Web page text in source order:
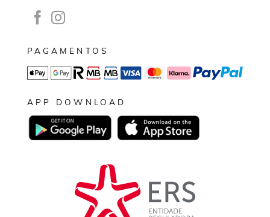
PAGAMENTOS
APP DOWNLOAD